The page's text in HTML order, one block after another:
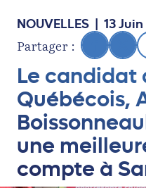
NOUVELLES | 13
Partager :
Le candidat
Québécois,
une
compte à